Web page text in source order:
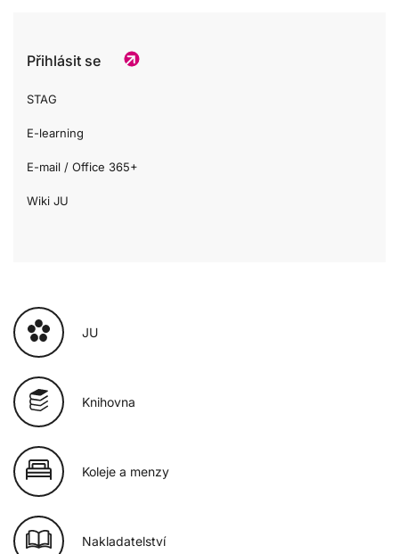
Přihlásit se
STAG
E-learning
E-mail / Office 365+
Wiki JU
JU
Knihovna
Koleje a menzy
Nakladatelství